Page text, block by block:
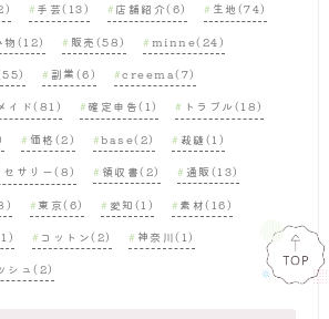
手芸(13) 店舗紹介(6) 生地(74)
物(12) 販売(58) minne(24)
副業(6) creema(7)
イド(81) 確定申告(1) トラブル(18)
価格(2) base(2) 裁縫(1)
セサリー(8) 領収書(2) 通販(13)
東京(6) 愛知(1) 素材(16)
コットン(2) 神奈川(1)
シュ(2)